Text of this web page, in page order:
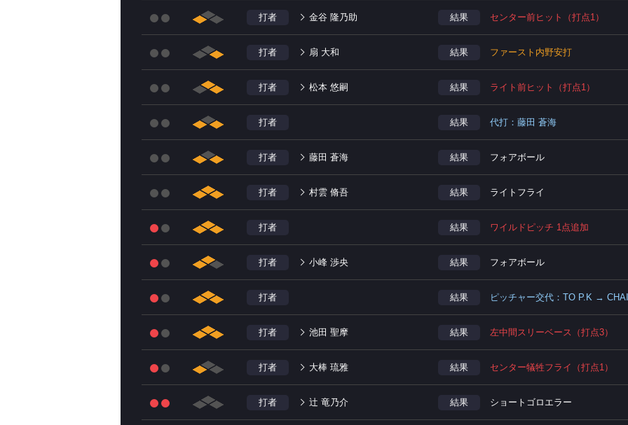
打者 金谷 隆乃助 結果 センター前ヒット（打点1）
打者 扇 大和 結果 ファースト内野安打
打者 松本 悠嗣 結果 ライト前ヒット（打点1）
打者 結果 代打：藤田 蒼海
打者 藤田 蒼海 結果 フォアボール
打者 村雲 脩吾 結果 ライトフライ
打者 結果 ワイルドピッチ 1点追加
打者 小峰 渉央 結果 フォアボール
打者 結果 ピッチャー交代：TO P.K →
打者 池田 聖摩 結果 左中間スリーベース（打点3）
打者 大棒 琉雅 結果 センター犠牲フライ（打点1）
打者 辻 竜乃介 結果 ショートゴロエラー